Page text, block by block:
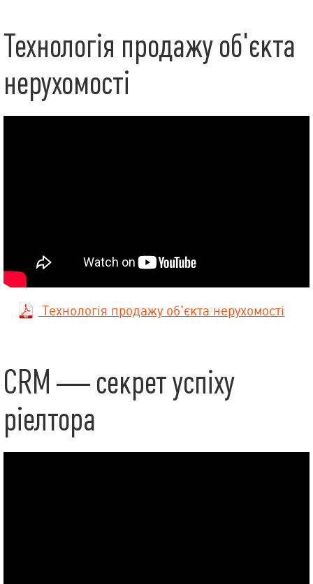
Технологія продажу об'єкта
нерухомості
Технологія продажу об'єкта нерухомості
CRM — секрет успіху
ріелтора